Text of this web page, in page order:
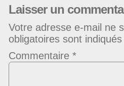
Laisser un
Votre adresse e-mail ne
obligatoires sont
Commentaire *